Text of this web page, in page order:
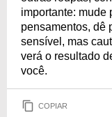
importante: mude
pensamentos, dê
sensível, mas
verá o resultado
você.
COPIAR